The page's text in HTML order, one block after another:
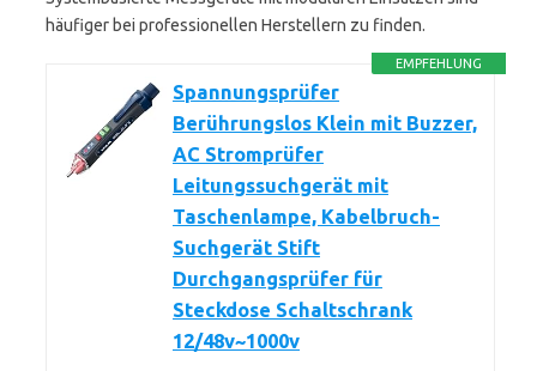
häufiger bei professionellen Herstellern zu finden.
EMPFEHLUNG
Spannungsprüfer
Berührungslos Klein mit Buzzer,
AC Stromprüfer
Leitungssuchgerät mit
Taschenlampe, Kabelbruch-
Suchgerät Stift
Durchgangsprüfer für
Steckdose Schaltschrank
12/48v~1000v